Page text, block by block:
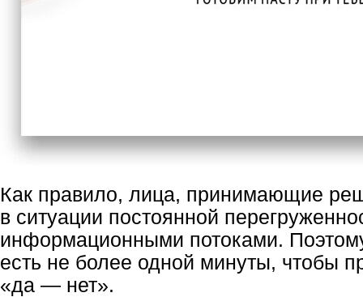
Как правило, лица, принимающие
в ситуации постоянной
информационными потоками.
есть не более одной минуты, чтобы
«да — нет».